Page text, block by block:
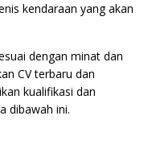
kendaraan yang akan
dengan minat dan
CV terbaru dan
kualifikasi dan
dibawah ini.